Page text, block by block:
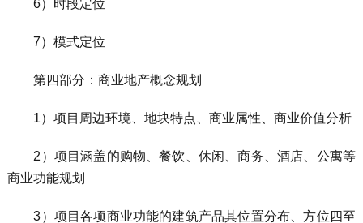
6）时段定位
7）模式定位
第四部分：商业地产概念规划
1）项目周边环境、地块特点、商业属性、商业价值分析
2）项目涵盖的购物、餐饮、休闲、商务、酒店、公寓等
商业功能规划
3）项目各项商业功能的建筑产品其位置分布、方位四至